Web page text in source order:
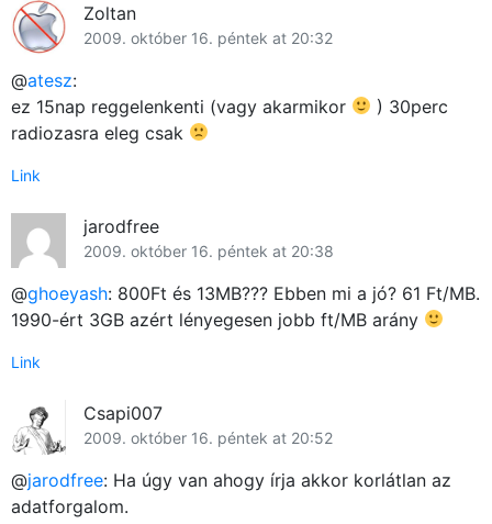
Zoltan
2009. október 16. péntek at 20:32
@atesz:
ez 15nap reggelenkenti (vagy akarmikor
) 30perc
radiozasra eleg csak
Link
jarodfree
2009. október 16. péntek at 20:38
@ghoeyash: 800Ft és 13MB??? Ebben mi a jó? 61 Ft/MB.
1990-ért 3GB azért lényegesen jobb ft/MB arány
Link
Csapi007
2009. október 16. péntek at 20:52
@jarodfree: Ha úgy van ahogy írja akkor korlátlan az
adatforgalom.